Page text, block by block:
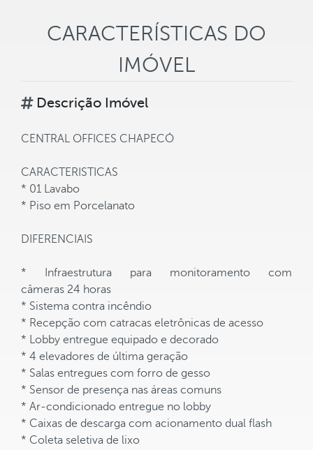
CARACTERÍSTICAS DO
IMÓVEL
Descrição Imóvel
CENTRAL OFFICES CHAPECÓ
CARACTERISTICAS
* 01 Lavabo
* Piso em Porcelanato
DIFERENCIAIS
* Infraestrutura para monitoramento com
câmeras 24 horas
* Sistema contra incêndio
* Recepção com catracas eletrônicas de acesso
* Lobby entregue equipado e decorado
* 4 elevadores de última geração
* Salas entregues com forro de gesso
* Sensor de presença nas áreas comuns
* Ar-condicionado entregue no lobby
* Caixas de descarga com acionamento dual flash
* Coleta seletiva de lixo